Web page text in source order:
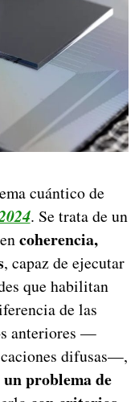
cuántico de
. Se trata de un
coherencia,
, capaz de ejecutar
que habilitan
de las
anteriores —
difusas—,
problema de